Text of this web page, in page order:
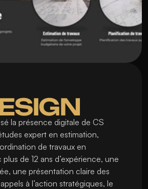
la présence digitale de CS
expert en estimation,
de travaux en
de 12 ans d’expérience, une
une présentation claire des
à l’action stratégiques, le